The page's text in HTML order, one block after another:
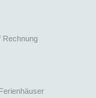
Rechnung